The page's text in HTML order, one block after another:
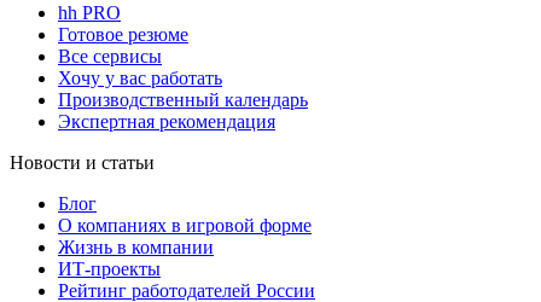
hh PRO
Готовое резюме
Все сервисы
Хочу у вас работать
Производственный календарь
Экспертная рекомендация
Новости и статьи
Блог
О компаниях в игровой форме
Жизнь в компании
ИТ-проекты
Рейтинг работодателей России